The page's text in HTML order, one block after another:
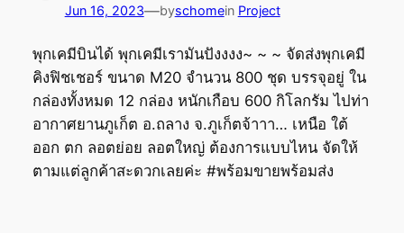
Jun 16, 2023—byschomein Project
พุกเคมีบินได้ พุกเคมีเรามันปังงงง~ ~ ~ จัดส่งพุกเคมี
คิงฟิชเชอร์ ขนาด M20 จำนวน 800 ชุด บรรจุอยู่ ใน
กล่องทั้งหมด 12 กล่อง หนักเกือบ 600 กิโลกรัม ไปท่า
อากาศยานภูเก็ต อ.ถลาง จ.ภูเก็ตจ้าาา… เหนือ ใต้
ออก ตก ลอตย่อย ลอตใหญ่ ต้องการแบบไหน จัดให้
ตามแต่ลูกค้าสะดวกเลยค่ะ #พร้อมขายพร้อมส่ง